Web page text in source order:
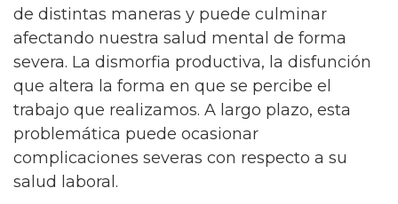
de distintas maneras y puede culminar
afectando nuestra salud mental de forma
severa. La dismorfia productiva, la disfunción
que altera la forma en que se percibe el
trabajo que realizamos. A largo plazo, esta
problemática puede ocasionar
complicaciones severas con respecto a su
salud laboral.